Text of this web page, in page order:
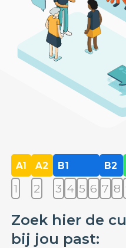
A1
1
A2
2
B1
3 4 5 6
B2
7 8
Zoek hier de
bij jou past: